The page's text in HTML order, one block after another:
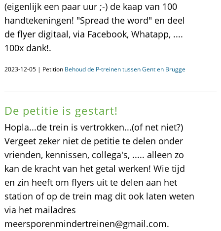
(eigenlijk een paar uur ;-) de kaap van 100
handtekeningen! "Spread the word" en deel
de flyer digitaal, via Facebook, Whatapp, ....
100x dank!.
2023-12-05 | Petition Behoud de P-treinen tussen Gent en Brugge
De petitie is gestart!
Hopla...de trein is vertrokken...(of net niet?)
Vergeet zeker niet de petitie te delen onder
vrienden, kennissen, collega's, ..... alleen zo
kan de kracht van het getal werken! Wie tijd
en zin heeft om flyers uit te delen aan het
station of op de trein mag dit ook laten weten
via het mailadres
meersporenmindertreinen@gmail.com.